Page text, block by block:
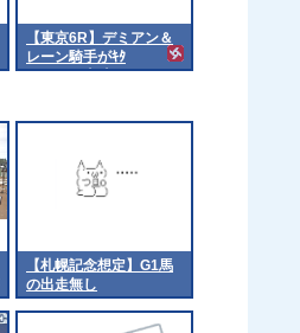
【東京6R】デミアン＆
レーン騎手がｷﾀ
━━━━(ﾟ∀ﾟ)━━━━!!
【札幌記念想定】G1馬
の出走無し